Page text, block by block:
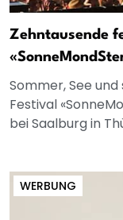
Zehntausende
Sommer, See
Festival
bei Saalburg in
WERBUNG